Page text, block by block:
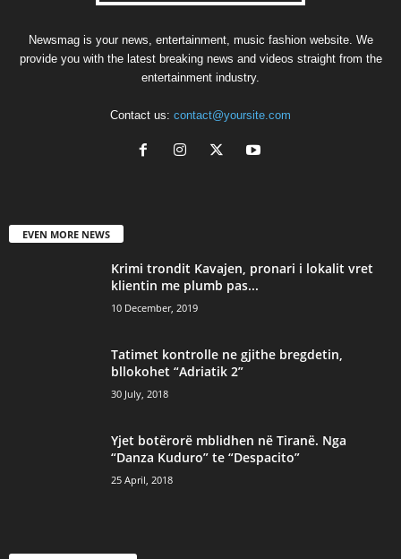
Newsmag is your news, entertainment, music fashion website. We
provide you with the latest breaking news and videos straight from the
entertainment industry.
Contact us: contact@yoursite.com
EVEN MORE NEWS
Krimi trondit Kavajen, pronari i lokalit vret
klientin me plumb pas...
10 December, 2019
Tatimet kontrolle ne gjithe bregdetin,
bllokohet “Adriatik 2”
30 July, 2018
Yjet botërorë mblidhen në Tiranë. Nga
“Danza Kuduro” te “Despacito”
25 April, 2018